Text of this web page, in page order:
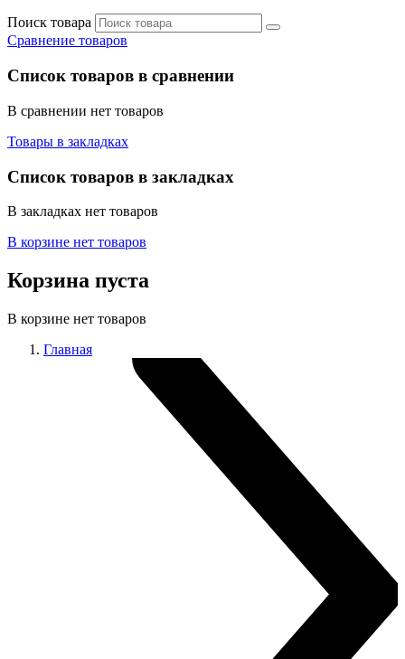
Поиск товара
Сравнение товаров
Список товаров в сравнении
В сравнении нет товаров
Товары в закладках
Список товаров в закладках
В закладках нет товаров
В корзине нет товаров
Корзина пуста
В корзине нет товаров
Главная